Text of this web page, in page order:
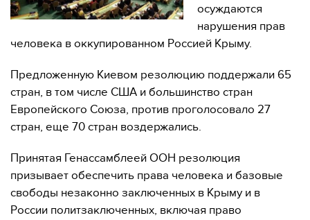
осуждаются
нарушения прав
человека в оккупированном Россией Крыму.
Предложенную Киевом резолюцию поддержали 65
стран, в том числе США и большинство стран
Европейского Союза, против проголосовало 27
стран, еще 70 стран воздержались.
Принятая Генассамблеей ООН резолюция
призывает обеспечить права человека и базовые
свободы незаконно заключенных в Крыму и в
России политзаключенных, включая право